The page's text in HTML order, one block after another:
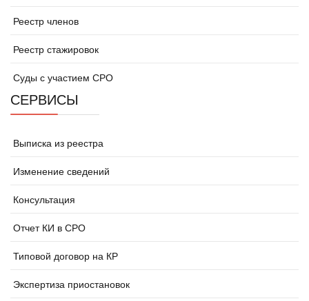
Реестр членов
Реестр стажировок
Суды с участием СРО
СЕРВИСЫ
Выписка из реестра
Изменение сведений
Консультация
Отчет КИ в СРО
Типовой договор на КР
Экспертиза приостановок